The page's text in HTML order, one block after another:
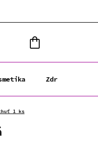
KOŠÍKZdravá výživa
1 ks